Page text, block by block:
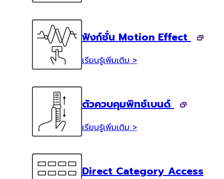
ฟังก์ชั่น Motion Effect
เรียนรู้เพิ่มเติม >
ตัวควบคุมพิทช์เบนด์
เรียนรู้เพิ่มเติม >
Direct Category Access